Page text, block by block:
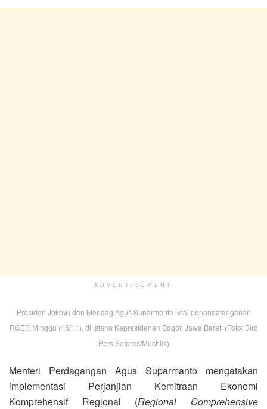
ADVERTISEMENT
Presiden Jokowi dan Mendag Agus Suparmanto usai penandatanganan
RCEP, Minggu (15/11), di Istana Kepresidenan Bogor, Jawa Barat. (Foto: Biro
Pers Setpres/Muchlis)
Menteri Perdagangan Agus Suparmanto mengatakan
implementasi Perjanjian Kemitraan Ekonomi
Komprehensif Regional (Regional Comprehensive